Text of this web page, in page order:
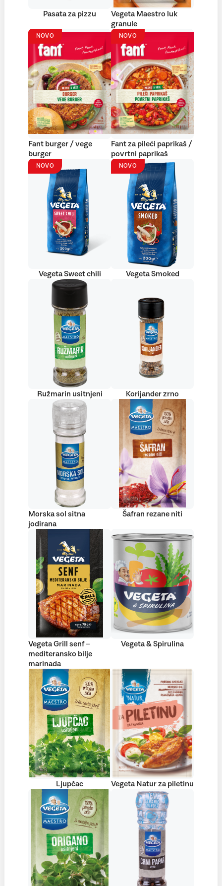
Pasata za pizzu
Vegeta Maestro luk
granule
NOVO
Fant burger / vege
burger
NOVO
Fant za pileći paprikaš /
povrtni paprikaš
NOVO
Vegeta Sweet chili
NOVO
Vegeta Smoked
Ružmarin usitnjeni Korijander zrno
Morska sol sitna
jodirana
Šafran rezane niti
Vegeta Grill senf –
mediteransko bilje
marinada
Vegeta & Spirulina
Ljupčac Vegeta Natur za piletinu